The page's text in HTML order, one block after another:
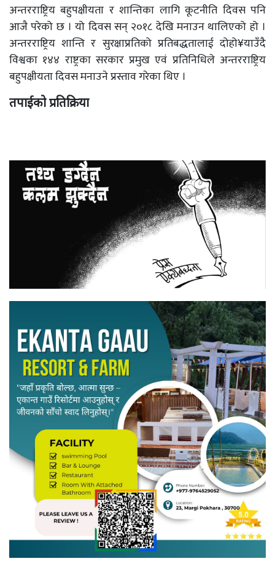
अन्तरराष्ट्रिय बहुपक्षीयता र शान्तिका लागि कूटनीति दिवस पनि
आजै परेको छ । यो दिवस सन् २०१८ देखि मनाउन थालिएको हो ।
अन्तरराष्ट्रिय शान्ति र सुरक्षाप्रतिको प्रतिबद्धतालाई दोहो¥याउँदै
विश्वका १४४ राष्ट्रका सरकार प्रमुख एवं प्रतिनिधिले अन्तरराष्ट्रिय
बहुपक्षीयता दिवस मनाउने प्रस्ताव गरेका थिए ।
तपाईको प्रतिक्रिया